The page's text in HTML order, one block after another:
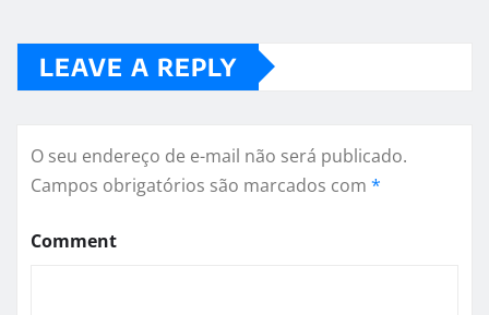
LEAVE A REPLY
O seu endereço de e-mail não será publicado.
Campos obrigatórios são marcados com *
Comment